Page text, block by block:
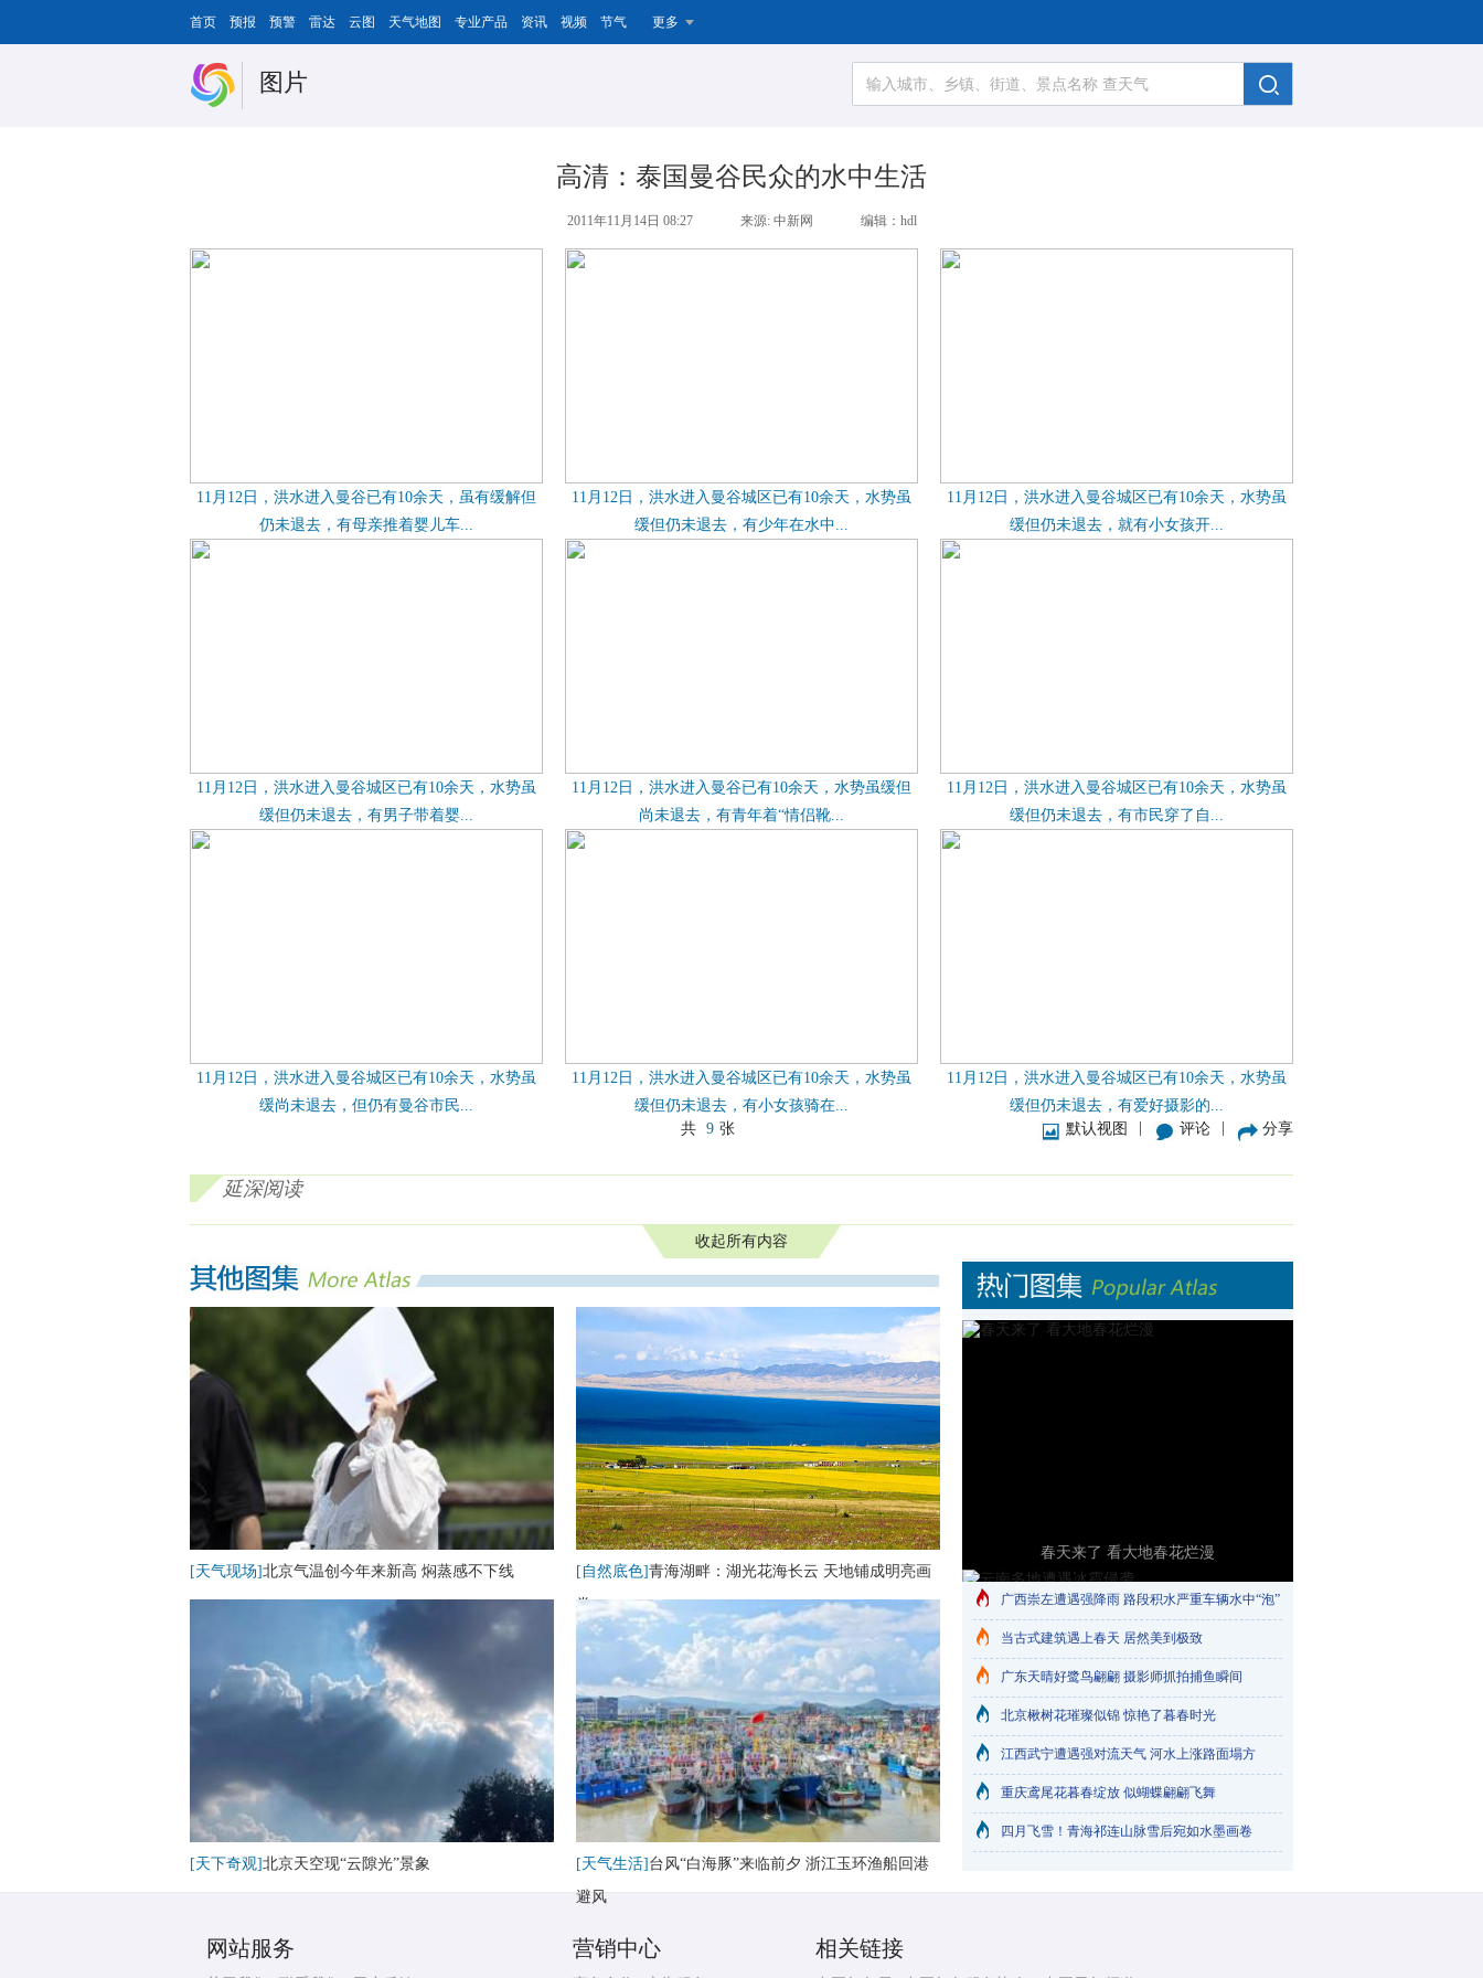
首页 预报 预警 雷达 云图 天气地图 专业产品 资讯 视频 节气 更多
图片
高清：泰国曼谷民众的水中生活
2011年11月14日 08:27 来源: 中新网 编辑：hdl
11月12日，洪水进入曼谷已有10余天，虽有缓解但
仍未退去，有母亲推着婴儿车...
11月12日，洪水进入曼谷城区已有10余天，水势虽
缓但仍未退去，有少年在水中...
11月12日，洪水进入曼谷城区已有10余天，水势虽
缓但仍未退去，就有小女孩开...
11月12日，洪水进入曼谷城区已有10余天，水势虽
缓但仍未退去，有男子带着婴...
11月12日，洪水进入曼谷已有10余天，水势虽缓但
尚未退去，有青年着“情侣靴...
11月12日，洪水进入曼谷城区已有10余天，水势虽
缓但仍未退去，有市民穿了自...
11月12日，洪水进入曼谷城区已有10余天，水势虽
缓尚未退去，但仍有曼谷市民...
11月12日，洪水进入曼谷城区已有10余天，水势虽
缓但仍未退去，有小女孩骑在...
11月12日，洪水进入曼谷城区已有10余天，水势虽
缓但仍未退去，有爱好摄影的...
共 9 张 默认视图 评论 分享
延深阅读
收起所有内容
[天气现场]北京气温创今年来新高 焖蒸感不下线 [自然底色]青海湖畔：湖光花海长云 天地铺成明亮画
卷
[天下奇观]北京天空现“云隙光”景象 [天气生活] 台风“白海豚”来临前夕 浙江玉环渔船回港
避风
春天来了 看大地春花烂漫
云南多地遭遇冰雹侵袭
广西崇左遭遇强降雨 路段积水严重车辆水中“泡”​
当古式建筑遇上春天 居然美到极致
广东天晴好鹭鸟翩翩 摄影师抓拍捕鱼瞬间
北京楸树花璀璨似锦 惊艳了暮春时光
江西武宁遭遇强对流天气 河水上涨路面塌方
重庆鸢尾花暮春绽放 似蝴蝶翩翩飞舞
四月飞雪！青海祁连山脉雪后宛如水墨画卷
网站服务 营销中心 相关链接